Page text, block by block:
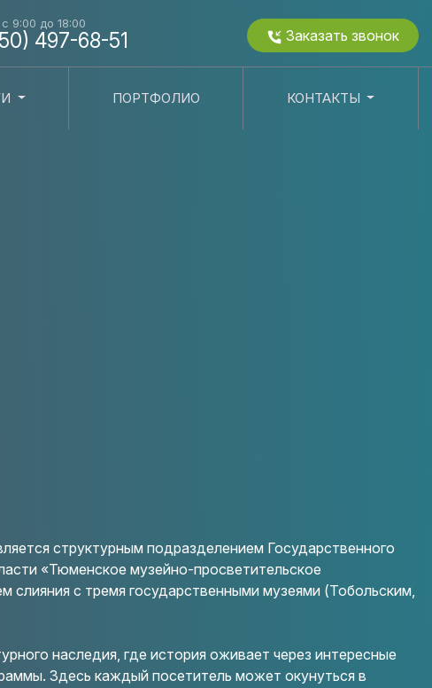
9:00 до 18:00
497-68-51 Заказать звонок
ПОРТФОЛИО КОНТАКТЫ
структурным подразделением Государственного
«Тюменское музейно-просветительское
слияния с тремя государственными музеями (Тобольским,
наследия, где история оживает через интересные
Здесь каждый посетитель может окунуться в